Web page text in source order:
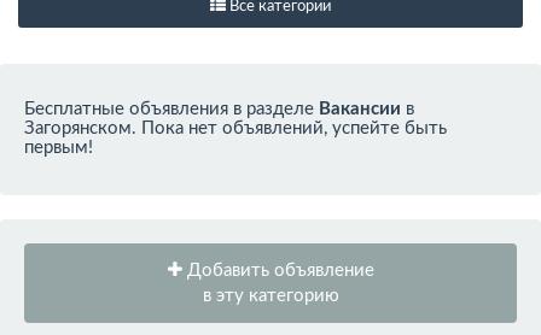
Все категории
Бесплатные объявления в разделе Вакансии в
Загорянском. Пока нет объявлений, успейте быть
первым!
Добавить объявление
в эту категорию